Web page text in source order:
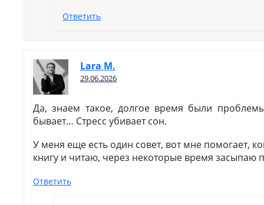
Ответить
Lara M.
29.06.2026
Да, знаем такое, долгое время были
бывает… Стресс убивает сон.
У меня еще есть один совет, вот мне помогает,
книгу и читаю, через некоторые время засыпаю
Ответить